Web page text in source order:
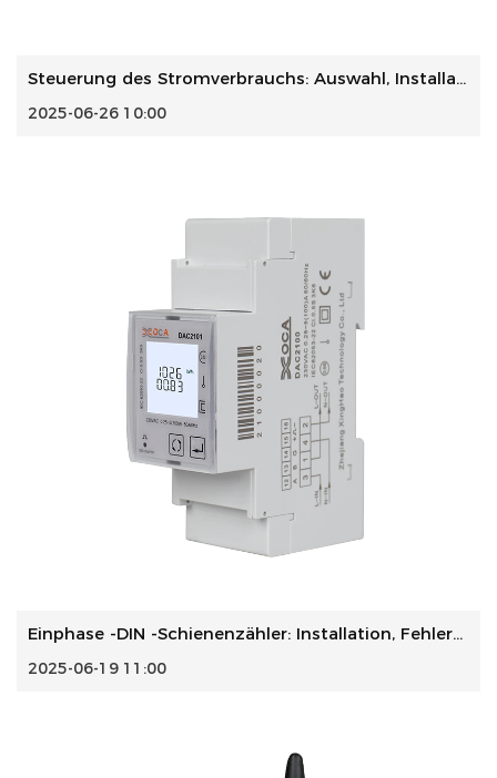
Steuerung des Stromverbrauchs: Auswahl, Installation und A...
2025-06-26 10:00
Einphase -DIN -Schienenzähler: Installation, Fehlerbehebun...
2025-06-19 11:00